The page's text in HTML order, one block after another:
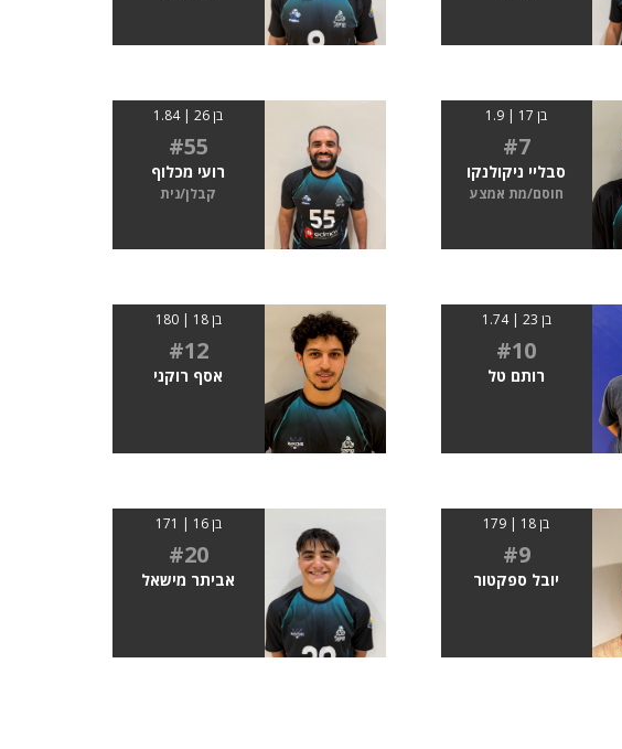
בן 17 | 1.9
#7
סבליי ניקולנקו
חוסם/מת אמצע
בן 26 | 1.84
#55
רועי מכלוף
קבלן/נית
בן 23 | 1.74
#10
רותם טל
בן 18 | 180
#12
אסף רוקני
בן 18 | 179
#9
יובל ספקטור
בן 16 | 171
#20
אביתר מישאל